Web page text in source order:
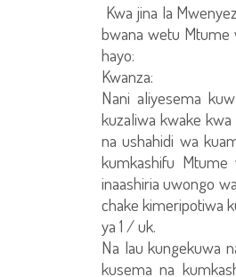
Kwa jina la
bwana wetu Mtume
hayo:
Kwanza:
Nani aliyesema
kuzaliwa kwake
na ushahidi wa
kumkashifu Mtume
inaashiria uwongo
chake kimeripotiwa
ya 1 / uk.
Na lau kungekuwa
kusema na